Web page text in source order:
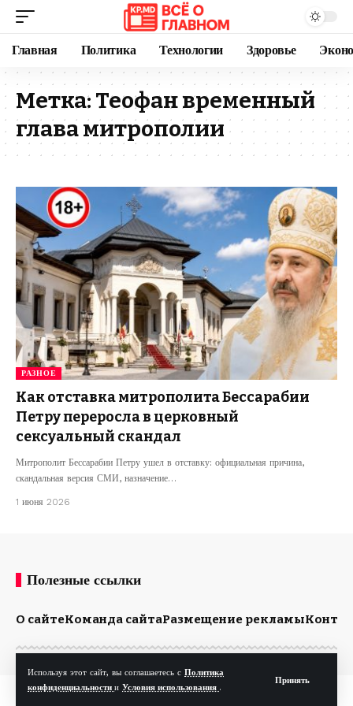
Используя этот сайт, вы соглашаетесь с Политика
конфиденциальности и Условия использования .
Принять
Главная Политика Технологии Здоровье
Метка: Теофан временный
глава митрополии
РАЗНОЕ
Как отставка митрополита Бессарабии
Петру переросла в церковный
сексуальный скандал
Митрополит Бессарабии Петру ушел в отставку: официальная причина,
скандальная версия СМИ, назначение…
1 июня 2026
Полезные ссылки
О сайтеКоманда сайтаРазмещение рекламы
© Kp.md. Все права защищены.